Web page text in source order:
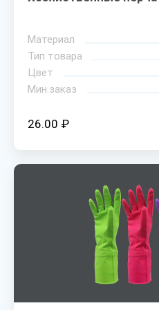
Материал
Тип товара
Цвет
Мин.заказ
26.00 ₽